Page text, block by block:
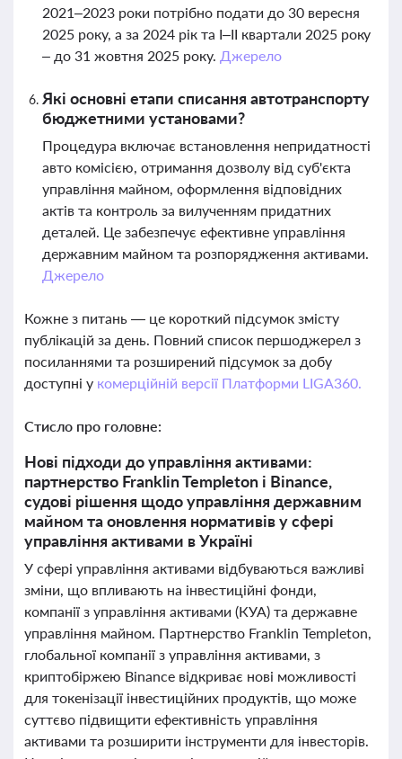
2021–2023 роки потрібно подати до 30 вересня
2025 року, а за 2024 рік та І–ІІ квартали 2025 року
– до 31 жовтня 2025 року. Джерело
Які основні етапи списання автотранспорту
бюджетними установами?
Процедура включає встановлення непридатності
авто комісією, отримання дозволу від суб'єкта
управління майном, оформлення відповідних
актів та контроль за вилученням придатних
деталей. Це забезпечує ефективне управління
державним майном та розпорядження активами.
Джерело
Кожне з питань — це короткий підсумок змісту
публікацій за день. Повний список першоджерел з
посиланнями та розширений підсумок за добу
доступні у комерційній версії Платформи LIGA360.
Стисло про головне:
Нові підходи до управління активами:
партнерство Franklin Templeton і Binance,
судові рішення щодо управління державним
майном та оновлення нормативів у сфері
управління активами в Україні
У сфері управління активами відбуваються важливі
зміни, що впливають на інвестиційні фонди,
компанії з управління активами (КУА) та державне
управління майном. Партнерство Franklin Templeton,
глобальної компанії з управління активами, з
криптобіржею Binance відкриває нові можливості
для токенізації інвестиційних продуктів, що може
суттєво підвищити ефективність управління
активами та розширити інструменти для інвесторів.